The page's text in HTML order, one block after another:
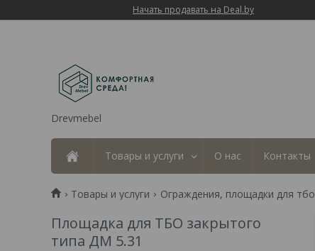
Начать продавать на Deal.by
Drevmebel
Товары и услуги О нас Контакты
Товары и услуги Ограждения, площадки для тбо
Площадка для ТБО закрытого
типа ДМ 5.31